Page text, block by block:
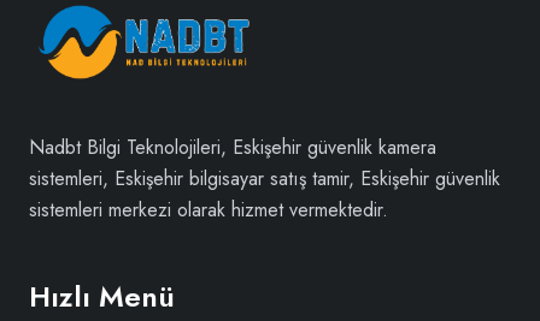
Nadbt Bilgi Teknolojileri, Eskişehir güvenlik kamera
sistemleri, Eskişehir bilgisayar satış tamir, Eskişehir güvenlik
sistemleri merkezi olarak hizmet vermektedir.
Hızlı Menü